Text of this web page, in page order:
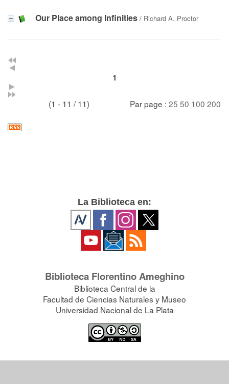
Our Place among Infinities / Richard A. Proctor
1
(1 - 11 / 11) Par page : 25 50 100 200
La Biblioteca en:
Biblioteca Florentino Ameghino
Biblioteca Central de la
Facultad de Ciencias Naturales y Museo
Universidad Nacional de La Plata